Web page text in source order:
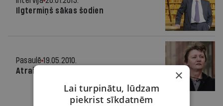
Ilgtermiņš sākas šodien
Pasaulē 19.05.2010.
Atraitne nepadodas
×
Lai turpinātu, lūdzam
piekrist sīkdatnēm